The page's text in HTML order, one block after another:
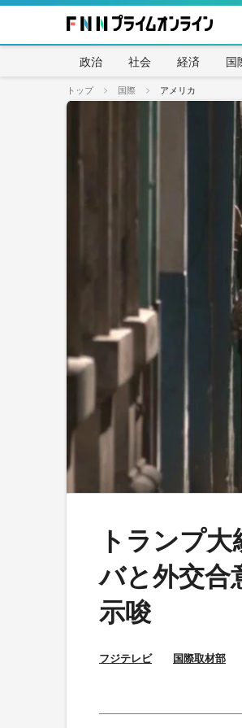
政治 社会 経済 国
トップ 国際 アメリカ
トランプ
バと外交合
示唆
フジテレビ
国際取材部